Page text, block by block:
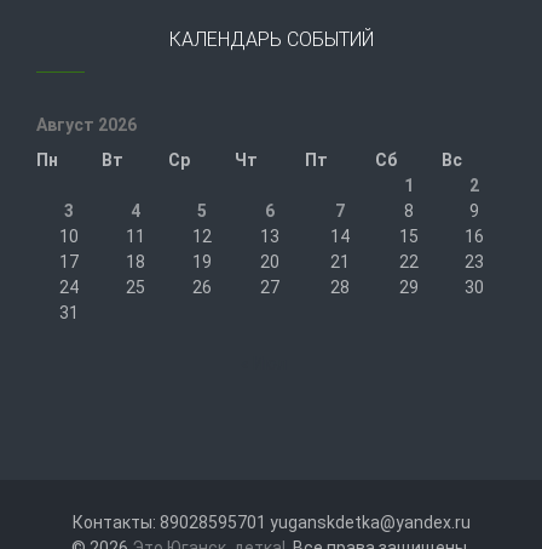
КАЛЕНДАРЬ СОБЫТИЙ
Август 2026
Пн
Вт Ср Чт Пт Сб
Вс
1
2
3
4 5 6 7 8
9
10
11 12 13 14 15
16
17
18 19 20 21 22
23
24
25 26 27 28 29
30
31
Контакты: 89028595701 yuganskdetka@yandex.ru